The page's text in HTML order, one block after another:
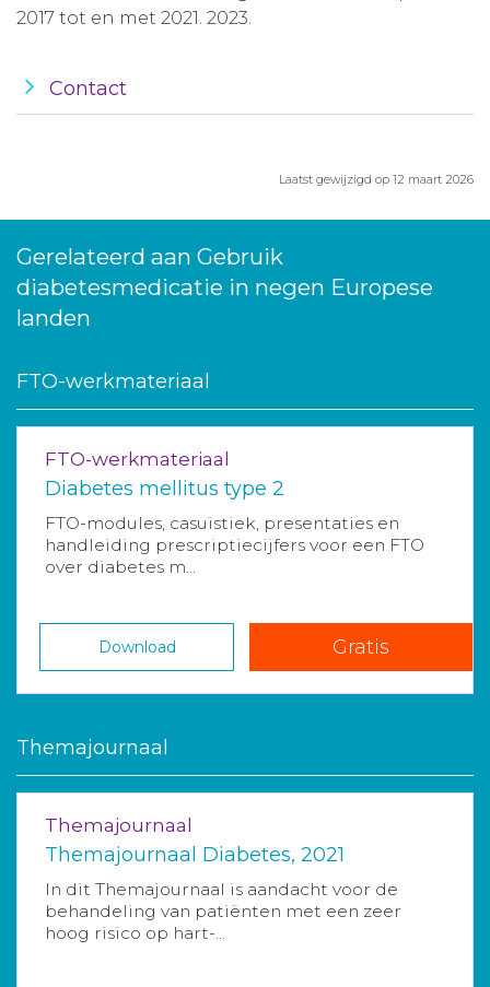
2017 tot en met 2021. 2023.
Contact
Laatst gewijzigd op 12 maart 2026
Gerelateerd aan Gebruik
diabetesmedicatie in negen Europese
landen
FTO-werkmateriaal
FTO-werkmateriaal
Diabetes mellitus type 2
FTO-modules, casuïstiek, presentaties en
handleiding prescriptiecijfers voor een FTO
over diabetes m...
Download Gratis
Themajournaal
Themajournaal
Themajournaal Diabetes, 2021
In dit Themajournaal is aandacht voor de
behandeling van patiënten met een zeer
hoog risico op hart-...